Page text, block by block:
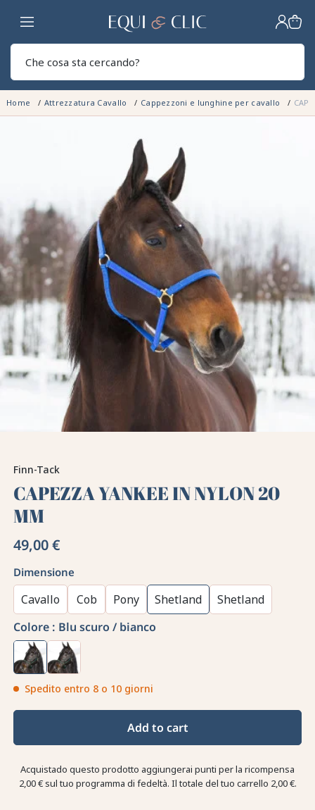
Casa
Home Attrezzatura Cavallo Cappezzoni e lunghine per cavallo
Finn-Tack
CAPEZZA YANKEE IN NYLON 20
MM
49,00 €
Dimensione
Cavallo Cob Pony Shetland
Shetland
Colore : Blu scuro / bianco
Spedito entro 8 o 10 giorni
Add to cart
Acquistado questo prodotto aggiungerai punti per la ricompensa
2,00 €sul tuo programma di fedeltà. Il totale del tuo carrello 2,00 €.